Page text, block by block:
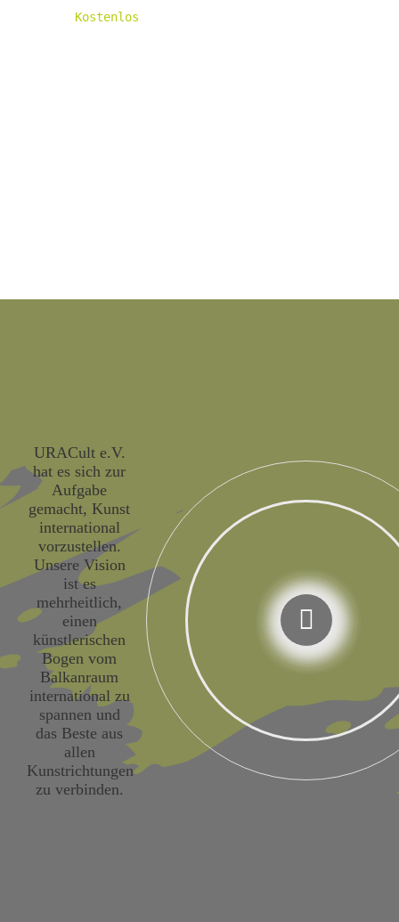
Kostenlos
URACult e.V.
hat es sich zur
Aufgabe
gemacht, Kunst
international
vorzustellen.
Unsere Vision
ist es
mehrheitlich,
einen
künstlerischen
Bogen vom
Balkanraum
international zu
spannen und
das Beste aus
allen
Kunstrichtungen
zu verbinden.